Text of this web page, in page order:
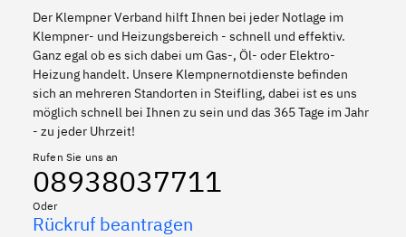
Der Klempner Verband hilft Ihnen bei jeder Notlage im
Klempner- und Heizungsbereich - schnell und effektiv.
Ganz egal ob es sich dabei um Gas-, Öl- oder Elektro-
Heizung handelt. Unsere Klempnernotdienste befinden
sich an mehreren Standorten in Steifling, dabei ist es uns
möglich schnell bei Ihnen zu sein und das 365 Tage im Jahr
- zu jeder Uhrzeit!
Rufen Sie uns an
08938037711
Oder
Rückruf beantragen